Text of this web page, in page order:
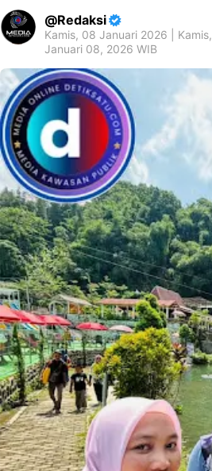
Redaksi
Kamis, 08 Januari 2026 | Kamis,
Januari 08, 2026 WIB